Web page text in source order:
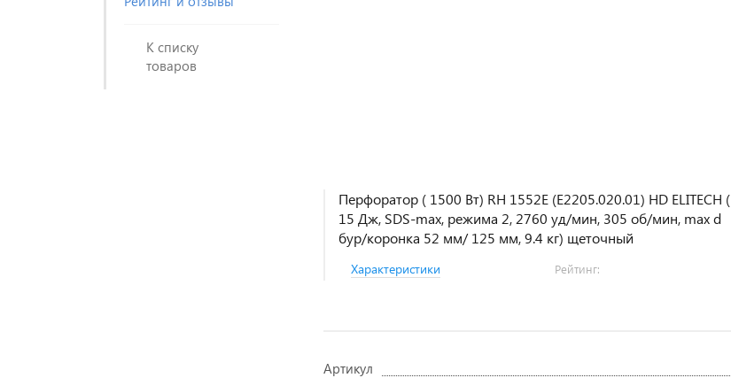
К списку
товаров
Перфоратор ( 1500 Вт) RH 1552E (E2205.020.01) HD ELITECH (
15 Дж, SDS-max, режима 2, 2760 уд/мин, 305 об/мин, max d
бур/коронка 52 мм/ 125 мм, 9.4 кг) щеточный
Характеристики Рейтинг:
Артикул